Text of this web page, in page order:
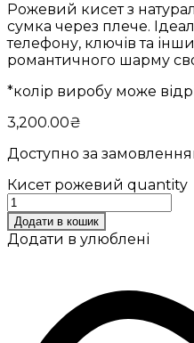
Рожевий кисет з
сумка через плече.
телефону, ключів та
романтичного шарму
*колір виробу може
3,200.00₴
Доступно за
Кисет рожевий quantity
Додати в кошик
Додати в улюблені